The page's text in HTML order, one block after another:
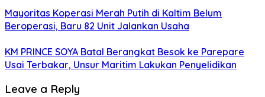
Mayoritas Koperasi Merah Putih di Kaltim Belum
Beroperasi, Baru 82 Unit Jalankan Usaha
KM PRINCE SOYA Batal Berangkat Besok ke Parepare
Usai Terbakar, Unsur Maritim Lakukan Penyelidikan
Leave a Reply